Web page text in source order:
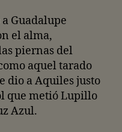
Guadalupe
el alma,
piernas del
aquel tarado
dio a Aquiles justo
que metió Lupillo
Azul.